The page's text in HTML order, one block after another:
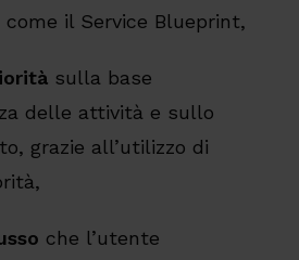
il Service Blueprint,
sulla base
delle attività e sullo
grazie all’utilizzo di
che l’utente